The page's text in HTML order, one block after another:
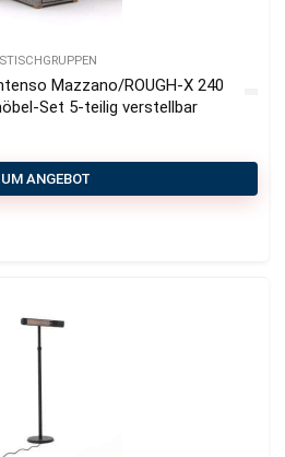
Mazzano/ROUGH-X 240
Set 5-teilig verstellbar
ANGEBOT